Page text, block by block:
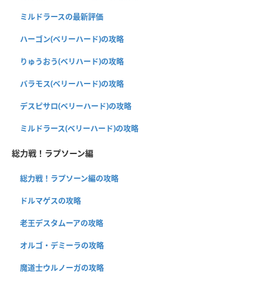
ミルドラースの最新評価
ハーゴン(ベリーハード)の攻略
りゅうおう(ベリハード)の攻略
バラモス(ベリーハード)の攻略
デスピサロ(ベリーハード)の攻略
ミルドラース(ベリーハード)の攻略
総力戦！ラプソーン編
総力戦！ラプソーン編の攻略
ドルマゲスの攻略
老王デスタムーアの攻略
オルゴ・デミーラの攻略
魔道士ウルノーガの攻略